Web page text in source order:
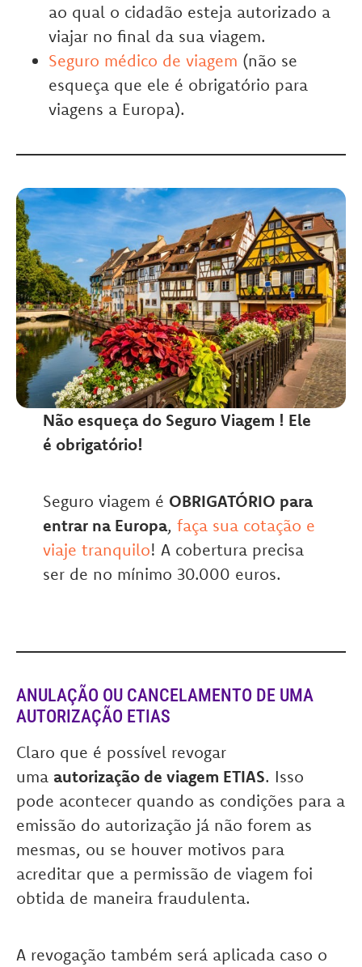
ao qual o cidadão esteja autorizado a
viajar no final da sua viagem.
Seguro médico de viagem (não se
esqueça que ele é obrigatório para
viagens a Europa).
Não esqueça do Seguro Viagem ! Ele
é obrigatório!
Seguro viagem é OBRIGATÓRIO para
entrar na Europa, faça sua cotação e
viaje tranquilo! A cobertura precisa
ser de no mínimo 30.000 euros.
ANULAÇÃO OU CANCELAMENTO DE UMA
AUTORIZAÇÃO ETIAS
Claro que é possível revogar
uma autorização de viagem ETIAS. Isso
pode acontecer quando as condições para a
emissão do autorização já não forem as
mesmas, ou se houver motivos para
acreditar que a permissão de viagem foi
obtida de maneira fraudulenta.
A revogação também será aplicada caso o